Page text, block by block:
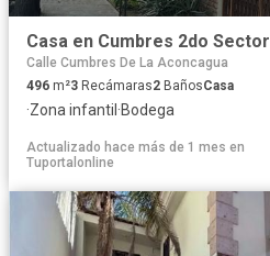
Casa en Cumbres 2do Sector
Calle Cumbres De La Aconcagua
496 m²3 Recámaras2 BañosCasa
·Zona infantil ·Bodega
Actualizado hace más de 1 mes en
Tuportalonline